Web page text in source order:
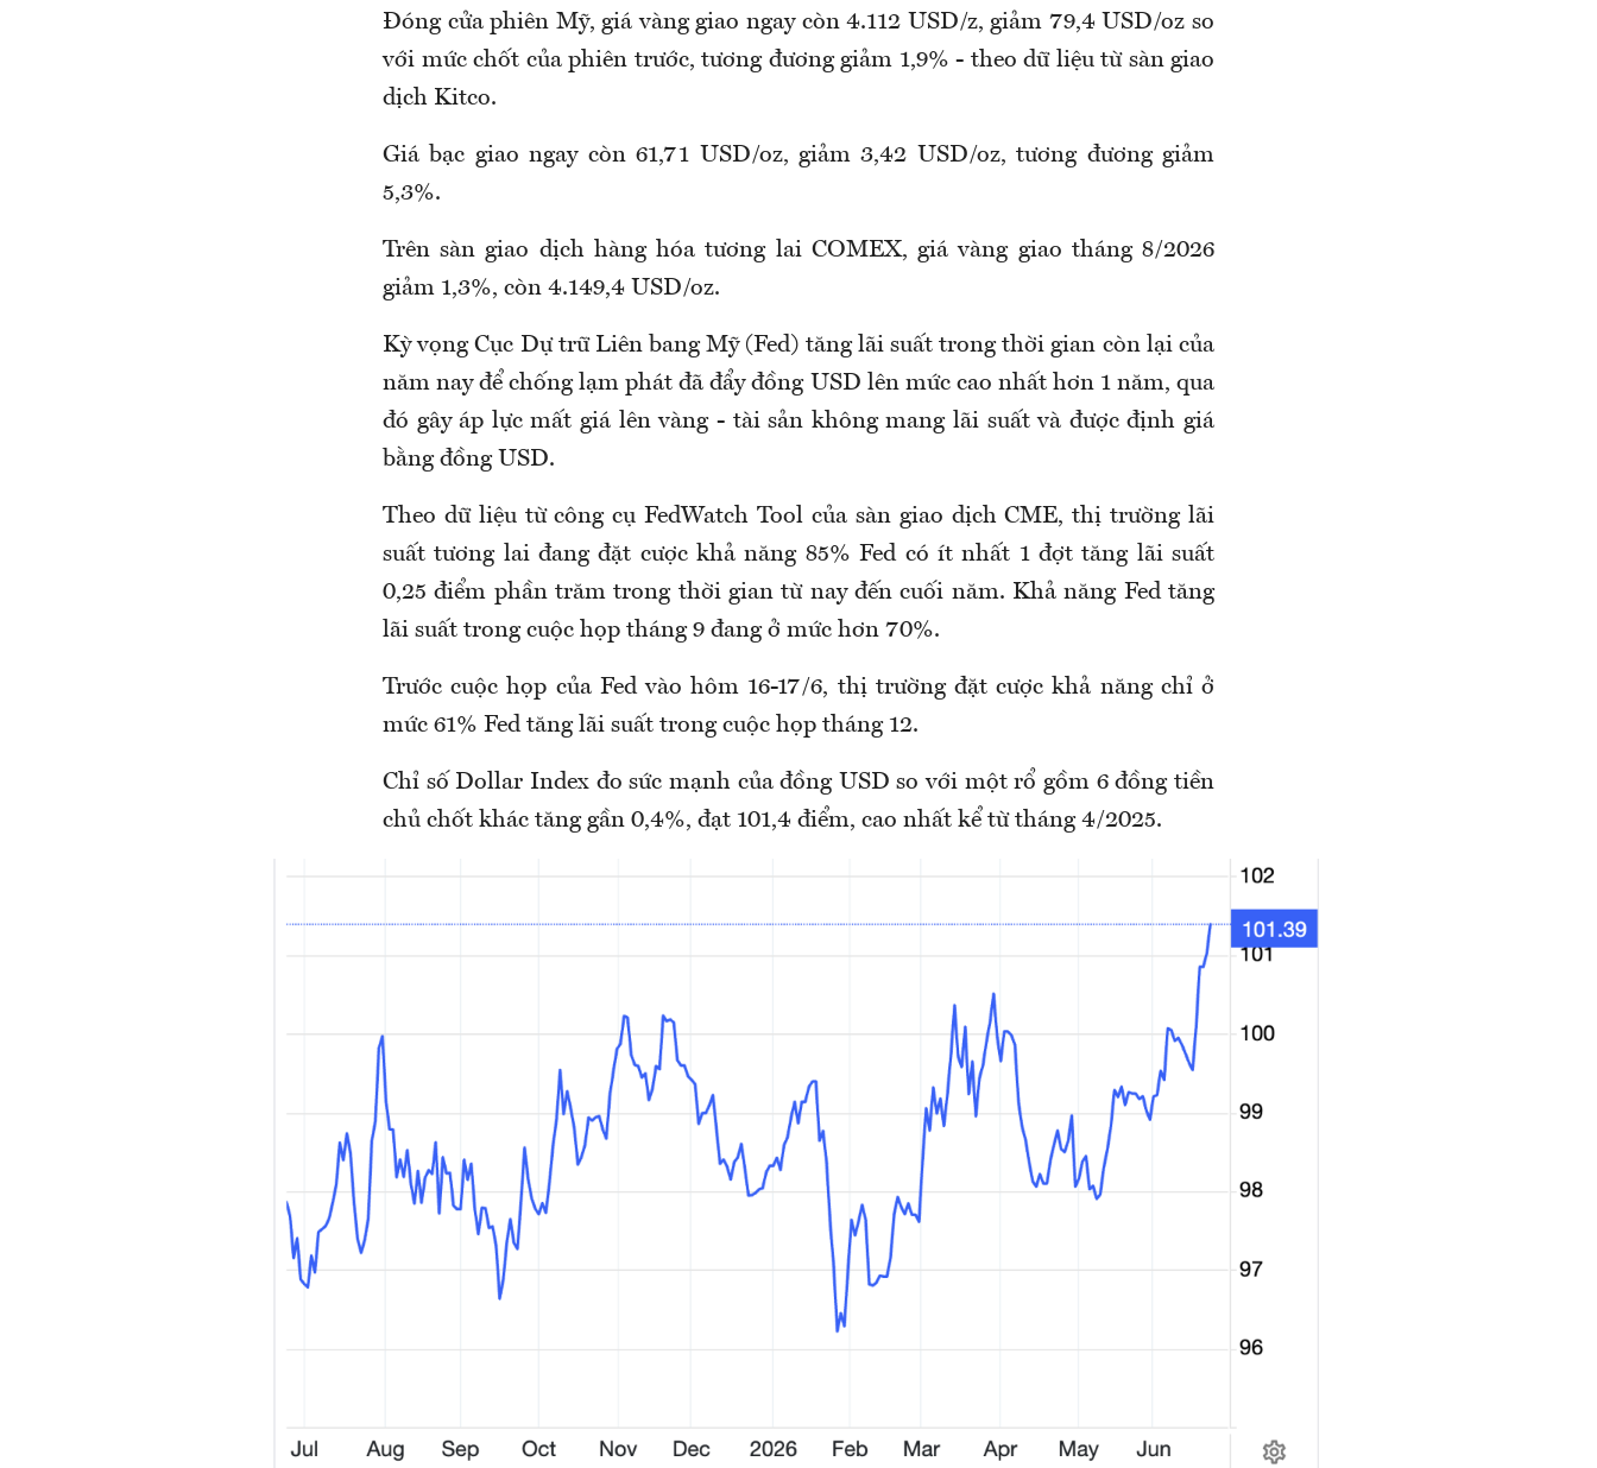
Đóng cửa phiên Mỹ, giá vàng giao ngay còn 4.112 USD/z, giảm 79,4 USD/oz so
với mức chốt của phiên trước, tương đương giảm 1,9% - theo dữ liệu từ sàn giao
dịch Kitco.
Giá bạc giao ngay còn 61,71 USD/oz, giảm 3,42 USD/oz, tương đương giảm
5,3%.
Trên sàn giao dịch hàng hóa tương lai COMEX, giá vàng giao tháng 8/2026
giảm 1,3%, còn 4.149,4 USD/oz.
Kỳ vọng Cục Dự trữ Liên bang Mỹ (Fed) tăng lãi suất trong thời gian còn lại của
năm nay để chống lạm phát đã đẩy đồng USD lên mức cao nhất hơn 1 năm, qua
đó gây áp lực mất giá lên vàng - tài sản không mang lãi suất và được định giá
bằng đồng USD.
Theo dữ liệu từ công cụ FedWatch Tool của sàn giao dịch CME, thị trường lãi
suất tương lai đang đặt cược khả năng 85% Fed có ít nhất 1 đợt tăng lãi suất
0,25 điểm phần trăm trong thời gian từ nay đến cuối năm. Khả năng Fed tăng
lãi suất trong cuộc họp tháng 9 đang ở mức hơn 70%.
Trước cuộc họp của Fed vào hôm 16-17/6, thị trường đặt cược khả năng chỉ ở
mức 61% Fed tăng lãi suất trong cuộc họp tháng 12.
Chỉ số Dollar Index đo sức mạnh của đồng USD so với một rổ gồm 6 đồng tiền
chủ chốt khác tăng gần 0,4%, đạt 101,4 điểm, cao nhất kể từ tháng 4/2025.